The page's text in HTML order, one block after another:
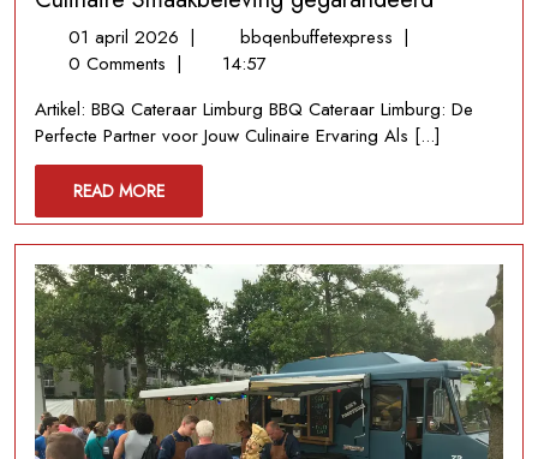
01 april 2026 01| bbqenbuffetexpress Professionele
in
Limburg:
gegarandeerd
|
0 Comments |
14:57
Artikel: BBQ Cateraar Limburg BBQ Cateraar Limburg: De
Perfecte Partner voor Jouw Culinaire Ervaring Als [...]
READ MOREREAD
MORE